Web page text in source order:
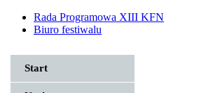
Rada Programowa XIII KFN
Biuro festiwalu
Start